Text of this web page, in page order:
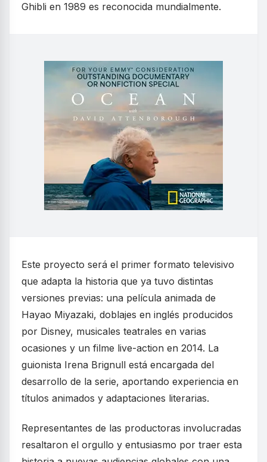
Ghibli en 1989 es reconocida mundialmente.
Este proyecto será el primer formato televisivo
que adapta la historia que ya tuvo distintas
versiones previas: una película animada de
Hayao Miyazaki, doblajes en inglés producidos
por Disney, musicales teatrales en varias
ocasiones y un filme live-action en 2014. La
guionista Irena Brignull está encargada del
desarrollo de la serie, aportando experiencia en
títulos animados y adaptaciones literarias.
Representantes de las productoras involucradas
resaltaron el orgullo y entusiasmo por traer esta